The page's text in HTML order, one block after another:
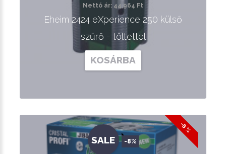
Nettó ár: 44,964 Ft
Eheim 2424 eXperience 250 külső
szűrő - töltettel
KOSÁRBA
-8 %
SALE -8%